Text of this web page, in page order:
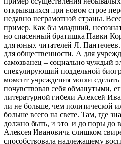
открывшихся при новом строе
недавно неграмотной страны.
пример. Как бы младший,
но спасенный братишка Павки
для юных читателей Л.
для общественности. А для
самозванец – социально чуждый
спекулирующий поддельной
момент учреждения могли сделать
почувствовав себя обманутыми,
литературной гибели Алексей
ли не больше, чем политической
больше всего на свете. Там, где
должно быть, и это, и до поры до
Алексея Ивановича слишком
способствовала надлежащему